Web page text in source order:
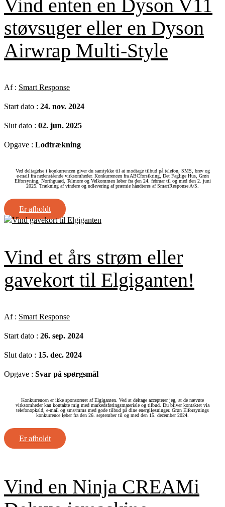
Vind enten en Dyson V11
støvsuger eller en Dyson
Airwrap Multi-Style
Af : Smart Response
Start dato : 24. nov. 2024
Slut dato : 02. jun. 2025
Opgave : Lodtrækning
Ved deltagelse i konkurrencen giver du samtykke til at modtage tilbud på telefon, SMS, brev og
e‑mail fra nedenstående virksomheder. Konkurrencen fra ABCforsikring, Det Faglige Hus, Grøn
Elforsyning, Northguard, Telmore og Velkommen løber fra den 24. februar til og med den 2. juni
2025. Trækning af vindere og udlevering af præmie håndteres af SmartResponse A/S.
Er afholdt
Vind et års strøm eller
gavekort til Elgiganten!
Af : Smart Response
Start dato : 26. sep. 2024
Slut dato : 15. dec. 2024
Opgave : Svar på spørgsmål
Konkurrencen er ikke sponsoreret af Elgiganten. Ved at deltage accepterer jeg, at de nævnte
virksomheder kan kontakte mig med markedsføringsmateriale og tilbud. Du bliver kontaktet via
telefonopkald, e‑mail og sms/mms med gode tilbud på dine energiløsninger. Grøn Elforsynings
konkurrence løber fra den 26. september til og med den 15. december 2024.
Er afholdt
Vind en Ninja CREAMi